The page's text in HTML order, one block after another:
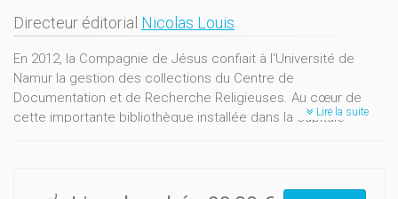
Directeur éditorial Nicolas Louis
En 2012, la Compagnie de Jésus confiait à l'Université de
Namur la gestion des collections du Centre de
Documentation et de Recherche Religieuses. Au cœur de
cette importante bibliothèque installée dans la capitale
visible et l’invisible entre la fin du Moyen Âge et le début du
Lire la suite